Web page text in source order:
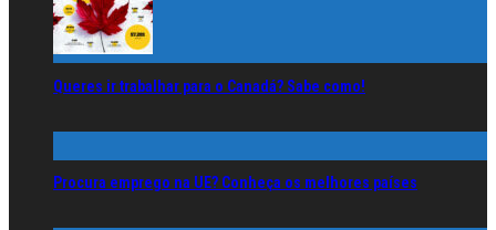
Queres ir trabalhar para o Canadá? Sabe como!
Procura emprego na UE? Conheça os melhores países